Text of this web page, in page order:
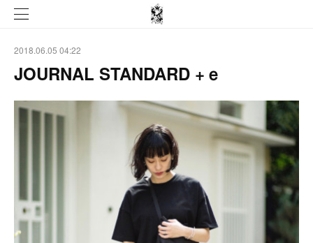
2018.06.05 04:22
JOURNAL STANDARD +ｅ